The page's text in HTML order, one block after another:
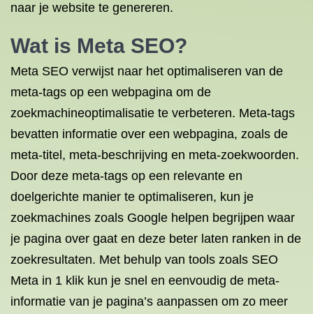
naar je website te genereren.
Wat is Meta SEO?
Meta SEO verwijst naar het optimaliseren van de
meta-tags op een webpagina om de
zoekmachineoptimalisatie te verbeteren. Meta-tags
bevatten informatie over een webpagina, zoals de
meta-titel, meta-beschrijving en meta-zoekwoorden.
Door deze meta-tags op een relevante en
doelgerichte manier te optimaliseren, kun je
zoekmachines zoals Google helpen begrijpen waar
je pagina over gaat en deze beter laten ranken in de
zoekresultaten. Met behulp van tools zoals SEO
Meta in 1 klik kun je snel en eenvoudig de meta-
informatie van je pagina’s aanpassen om zo meer